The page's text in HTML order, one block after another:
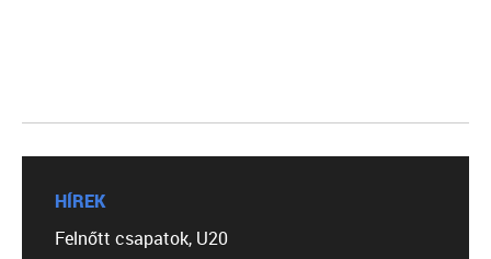
HÍREK
Felnőtt csapatok, U20